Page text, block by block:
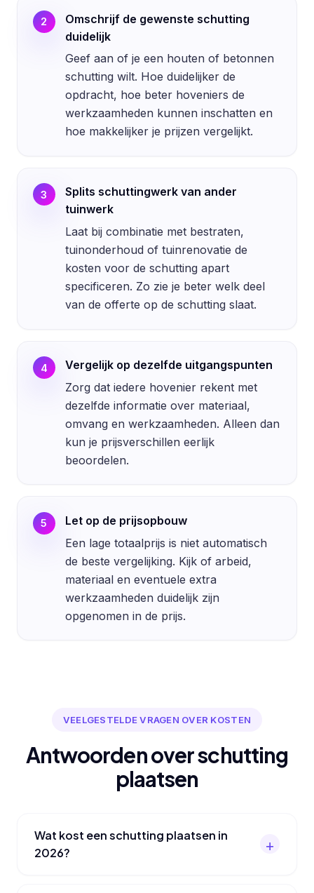
2
Omschrijf de gewenste schutting
duidelijk
Geef aan of je een houten of betonnen
schutting wilt. Hoe duidelijker de
opdracht, hoe beter hoveniers de
werkzaamheden kunnen inschatten en
hoe makkelijker je prijzen vergelijkt.
3
Splits schuttingwerk van ander
tuinwerk
Laat bij combinatie met bestraten,
tuinonderhoud of tuinrenovatie de
kosten voor de schutting apart
specificeren. Zo zie je beter welk deel
van de offerte op de schutting slaat.
4
Vergelijk op dezelfde uitgangspunten
Zorg dat iedere hovenier rekent met
dezelfde informatie over materiaal,
omvang en werkzaamheden. Alleen dan
kun je prijsverschillen eerlijk
beoordelen.
5
Let op de prijsopbouw
Een lage totaalprijs is niet automatisch
de beste vergelijking. Kijk of arbeid,
materiaal en eventuele extra
werkzaamheden duidelijk zijn
opgenomen in de prijs.
VEELGESTELDE VRAGEN OVER KOSTEN
Antwoorden over schutting
plaatsen
Wat kost een schutting plaatsen in
2026?